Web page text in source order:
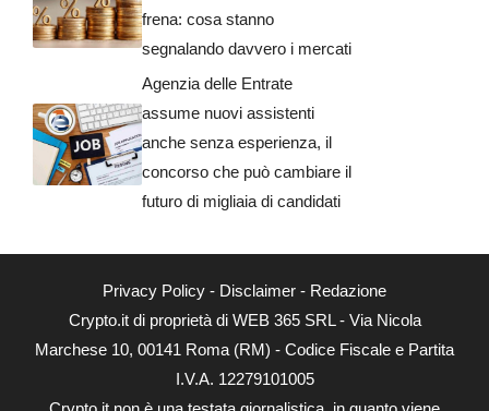
frena: cosa stanno
segnalando davvero i mercati
Agenzia delle Entrate
assume nuovi assistenti
anche senza esperienza, il
concorso che può cambiare il
futuro di migliaia di candidati
Privacy Policy - Disclaimer - Redazione
Crypto.it di proprietà di WEB 365 SRL - Via Nicola
Marchese 10, 00141 Roma (RM) - Codice Fiscale e Partita
I.V.A. 12279101005